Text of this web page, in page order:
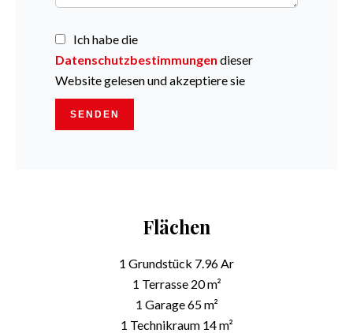
Ich habe die
Datenschutzbestimmungen dieser
Website gelesen und akzeptiere sie
SENDEN
Flächen
1 Grundstück 7.96 Ar
1 Terrasse 20 m²
1 Garage65 m²
1 Technikraum 14 m²